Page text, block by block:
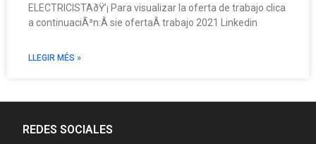
ELECTRICISTAðŸ’¡ Para visualizar la oferta de trabajo clica
a continuaciÃ³n:Â sie ofertaÂ trabajo 2021 Linkedin
LLEGIR MÉS »
REDES SOCIALES